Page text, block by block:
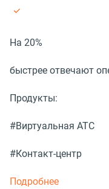
На 20%
быстрее отвечают
Продукты:
#Виртуальная АТС
#Контакт-центр
Подробнее